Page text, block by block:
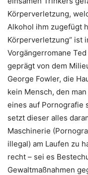
Körperverletzung,
Alkohol ihm zugefügt
Körperverletzung“ ist
Vorgängerromane
geprägt von dem
George Fowler, die
kein Mensch, den
eines auf Pornografie
setzt dieser alles
Maschinerie
illegal) am Laufen zu
recht – sei es
Gewaltmaßnahmen